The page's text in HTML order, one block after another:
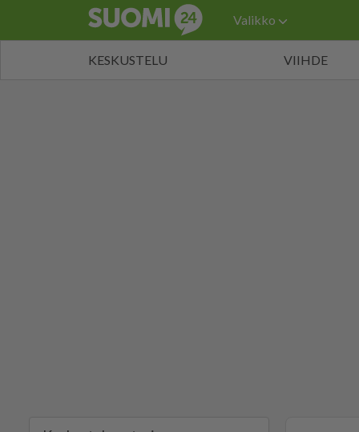
Valikko
KESKUSTELU VIIHDE